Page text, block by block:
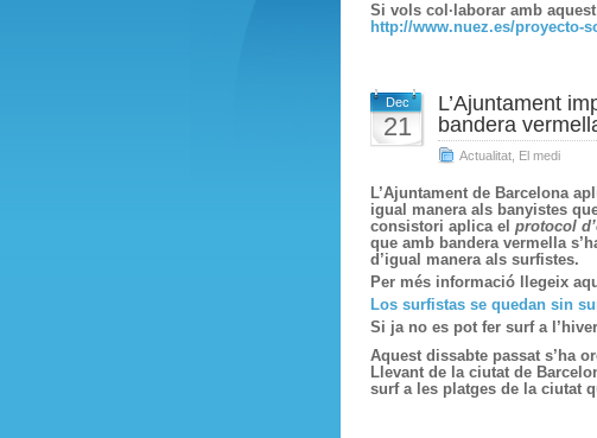
Si vols col·laborar amb
http://www.nuez.es/proyecto-
Dec
21
L’Ajuntament
bandera
Actualitat El medi
L’Ajuntament de Barcelona
igual manera als banyistes
consistori aplica el protocol
que amb bandera vermella
d’igual manera als surfistes.
Per més informació llegeix
Los surfistas se quedan sin
Si ja no es pot fer surf a
Aquest dissabte passat s’ha
Llevant de la ciutat de
surf a les platges de la ciutat